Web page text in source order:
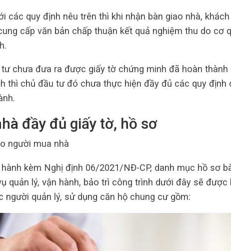
các quy định nêu trên thì khi nhận bàn giao nhà,
cấp văn bản chấp thuận kết quả nghiệm thu do cơ
chưa đưa ra được giấy tờ chứng minh đã hoàn thành
thì chủ đầu tư đó chưa thực hiện đầy đủ các quy định
đầy đủ giấy tờ, hồ sơ
người mua nhà
kèm Nghị định 06/2021/NĐ-CP, danh mục hồ sơ
quản lý, vận hành, bảo trì công trình dưới đây sẽ được
người quản lý, sử dụng căn hộ chung cư gồm: